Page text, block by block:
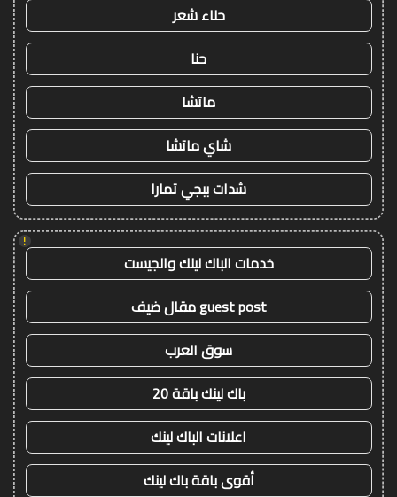
حناء شعر
حنا
ماتشا
شاي ماتشا
شدات ببجي تمارا
!
خدمات الباك لينك والجيست
guest post مقال ضيف
سوق العرب
باك لينك باقة 20
اعلانات الباك لينك
أقوى باقة باك لينك